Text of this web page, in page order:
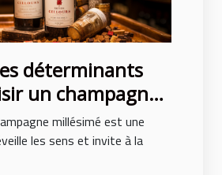
déterminants
un champagne
de qualitémillésimé est une
les sens et invite à la